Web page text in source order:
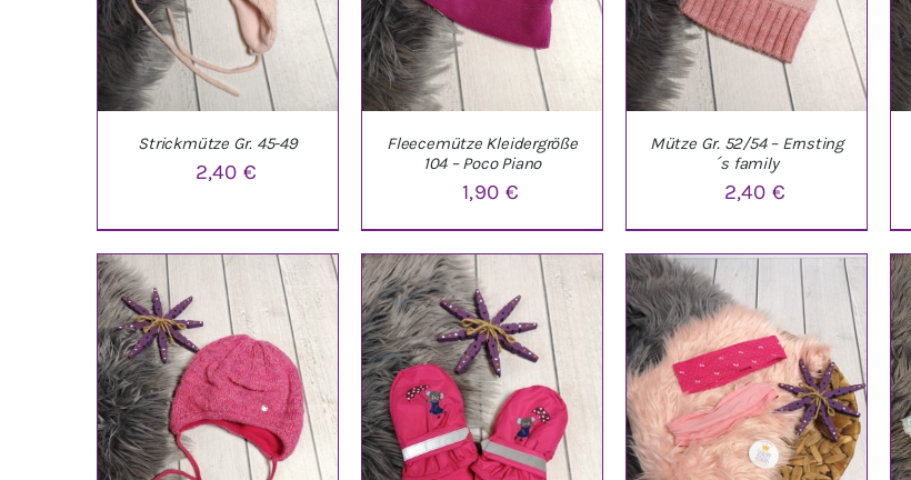
IN DEN WARENKORB
DETAILS
Strickmütze Gr. 45-49
2,40€
IN DEN WARENKORB
DETAILS
Fleecemütze Kleidergröße
104 – Poco Piano
1,90 €
IN DEN WARENKORB
DETAILS
Mütze Gr. 52/54 – Ernsting
´s family
2,40€